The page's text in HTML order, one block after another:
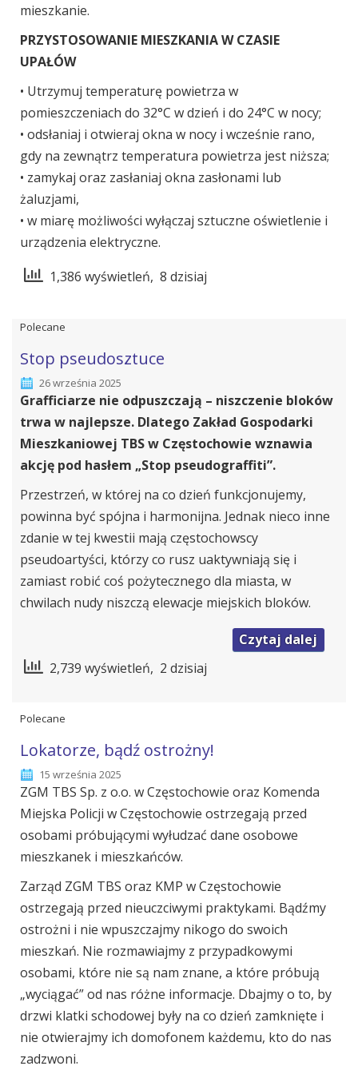
mieszkanie.
PRZYSTOSOWANIE MIESZKANIA W CZASIE
UPAŁÓW
• Utrzymuj temperaturę powietrza w
pomieszczeniach do 32°C w dzień i do 24°C w nocy;
• odsłaniaj i otwieraj okna w nocy i wcześnie rano,
gdy na zewnątrz temperatura powietrza jest niższa;
• zamykaj oraz zasłaniaj okna zasłonami lub
żaluzjami,
• w miarę możliwości wyłączaj sztuczne oświetlenie i
urządzenia elektryczne.
1,386 wyświetleń, 8 dzisiaj
Polecane
Stop pseudosztuce
26 września 2025
Grafficiarze nie odpuszczają – niszczenie bloków
trwa w najlepsze. Dlatego Zakład Gospodarki
Mieszkaniowej TBS w Częstochowie wznawia
akcję pod hasłem „Stop pseudograffiti”.
Przestrzeń, w której na co dzień funkcjonujemy,
powinna być spójna i harmonijna. Jednak nieco inne
zdanie w tej kwestii mają częstochowscy
pseudoartyści, którzy co rusz uaktywniają się i
zamiast robić coś pożytecznego dla miasta, w
chwilach nudy niszczą elewacje miejskich bloków.
Czytaj dalej
2,739 wyświetleń, 2 dzisiaj
Polecane
Lokatorze, bądź ostrożny!
15 września 2025
ZGM TBS Sp. z o.o. w Częstochowie oraz Komenda
Miejska Policji w Częstochowie ostrzegają przed
osobami próbującymi wyłudzać dane osobowe
mieszkanek i mieszkańców.
Zarząd ZGM TBS oraz KMP w Częstochowie
ostrzegają przed nieuczciwymi praktykami. Bądźmy
ostrożni i nie wpuszczajmy nikogo do swoich
mieszkań. Nie rozmawiajmy z przypadkowymi
osobami, które nie są nam znane, a które próbują
„wyciągać” od nas różne informacje. Dbajmy o to, by
drzwi klatki schodowej były na co dzień zamknięte i
nie otwierajmy ich domofonem każdemu, kto do nas
zadzwoni.